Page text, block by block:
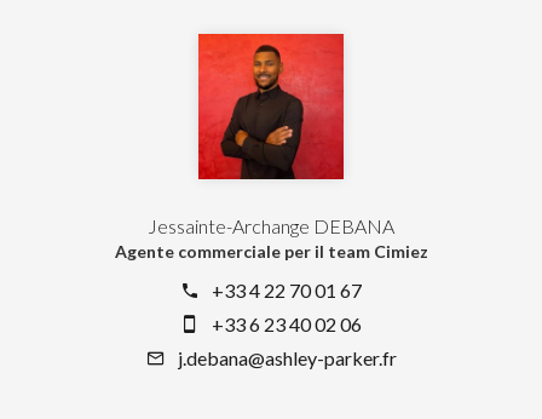
Jessainte-Archange DEBANA
Agente commerciale per il team Cimiez
+33 4 22 70 01 67
+33 6 23 40 02 06
j.debana@ashley-parker.fr